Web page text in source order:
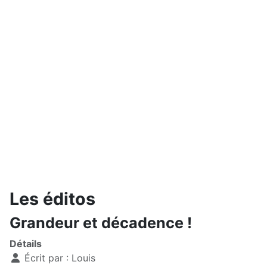
Les éditos
Grandeur et décadence !
Détails
Écrit par : Louis